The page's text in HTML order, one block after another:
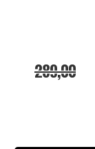
289,00